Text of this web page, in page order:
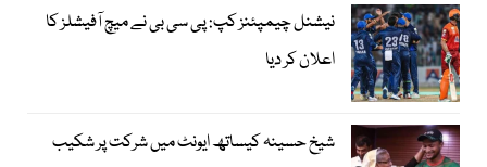
نیشنل چیمپئنز کپ: پی سی بی نے میچ آفیشلز کا
اعلان کر دیا
شیخ حسینہ کیساتھ ایونٹ میں شرکت پر شکیب